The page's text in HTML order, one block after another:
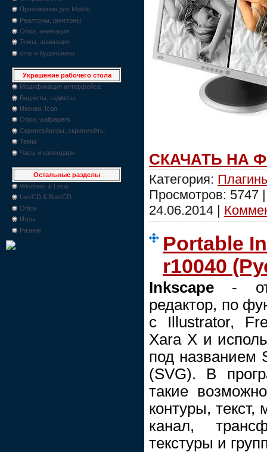
Приложения для Mobile
Реалтоны, рингтоны
Обои, анимация
Темы, анимация
sms и будильники
Украшение рабочего стола
Модификация интерфейса
Виджеты, гаджеты
Иконки, Icon
Обои, wallpapers
Скринсейверы, скринмейты
Темы
Часы и календари
Остальные разделы
Windows & Linux
LiveCD & BootCD
Office
Игры
Разное
СКАЧАТЬ НА
Категория:
Просмотров: 5747
24.06.2014 |
Portable
r10040
Inkscape -
редактор, по
с Illustrator,
Xara X и
под названием
(SVG). В
такие
контуры,
канал,
текстуры и